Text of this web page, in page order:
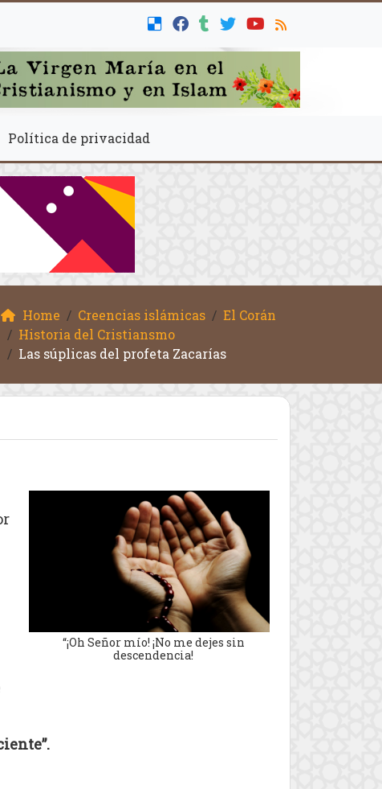
Política de privacidad
Home Creencias islámicas
El Corán
Historia del Cristiansmo
Las súplicas del profeta Zacarías
“¡Oh Señor mío! ¡No me dejes sin
descendencia!